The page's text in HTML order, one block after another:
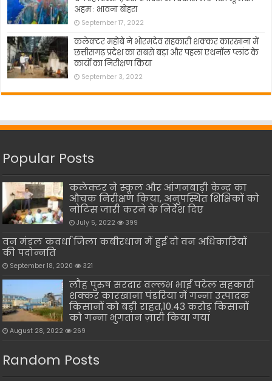
अहम : भावना बोहरा
September 17, 2022
कलेक्टर महोबे ने भोरमदेव सहकारी शक्कर कारखाना में
छत्तीसगढ़ प्रदेश का सबसे बड़ा और पहला एथनॉल प्लांट के
कार्यो का निरीक्षण किया
September 3, 2022
Popular Posts
कलेक्टर ने स्कूल और आंगनबाड़ी केन्द्र का
औचक निरीक्षण किया, अनुपस्थित शिक्षिकों को
नोटिस जारी करने के निर्देश दिए
July 5, 2022 399
वन मंडल कवर्धा जिला कबीरधाम में हुई दो वन अधिकारियों
की पदोन्नति
September 18, 2020 321
लौह पुरुष सरदार वल्लभ भाई पटेल सहकारी
शक्कर कारखाना पंडरिया में गन्ना उत्पादक
किसानों को बड़ी राहत,10.43 करोड़ किसानों
को गन्ना भुगतान ज़ारी किया गया
August 28, 2022 269
Random Posts